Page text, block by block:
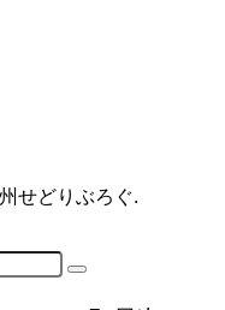
せどりぶろぐ.